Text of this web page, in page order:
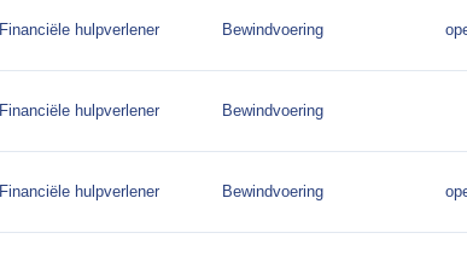
Financiële hulpverlener Bewindvoering
Financiële hulpverlener Bewindvoering
Financiële hulpverlener Bewindvoering